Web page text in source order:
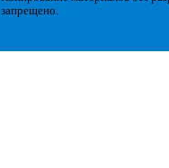
запрещено.